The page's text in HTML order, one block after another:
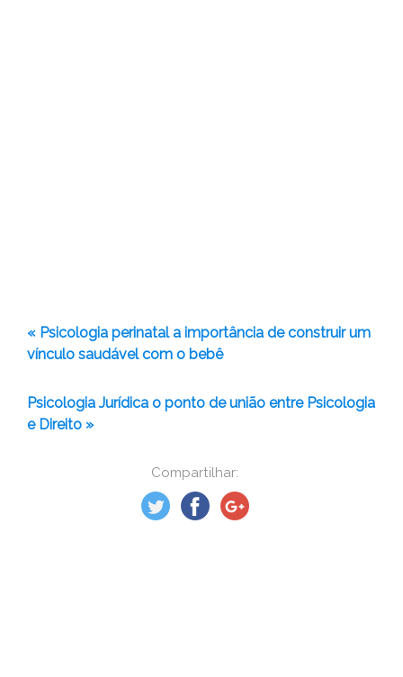
Compartilhar:
« Psicologia perinatal a importância de construir um
vínculo saudável com o bebê
Psicologia Jurídica o ponto de união entre Psicologia
e Direito »